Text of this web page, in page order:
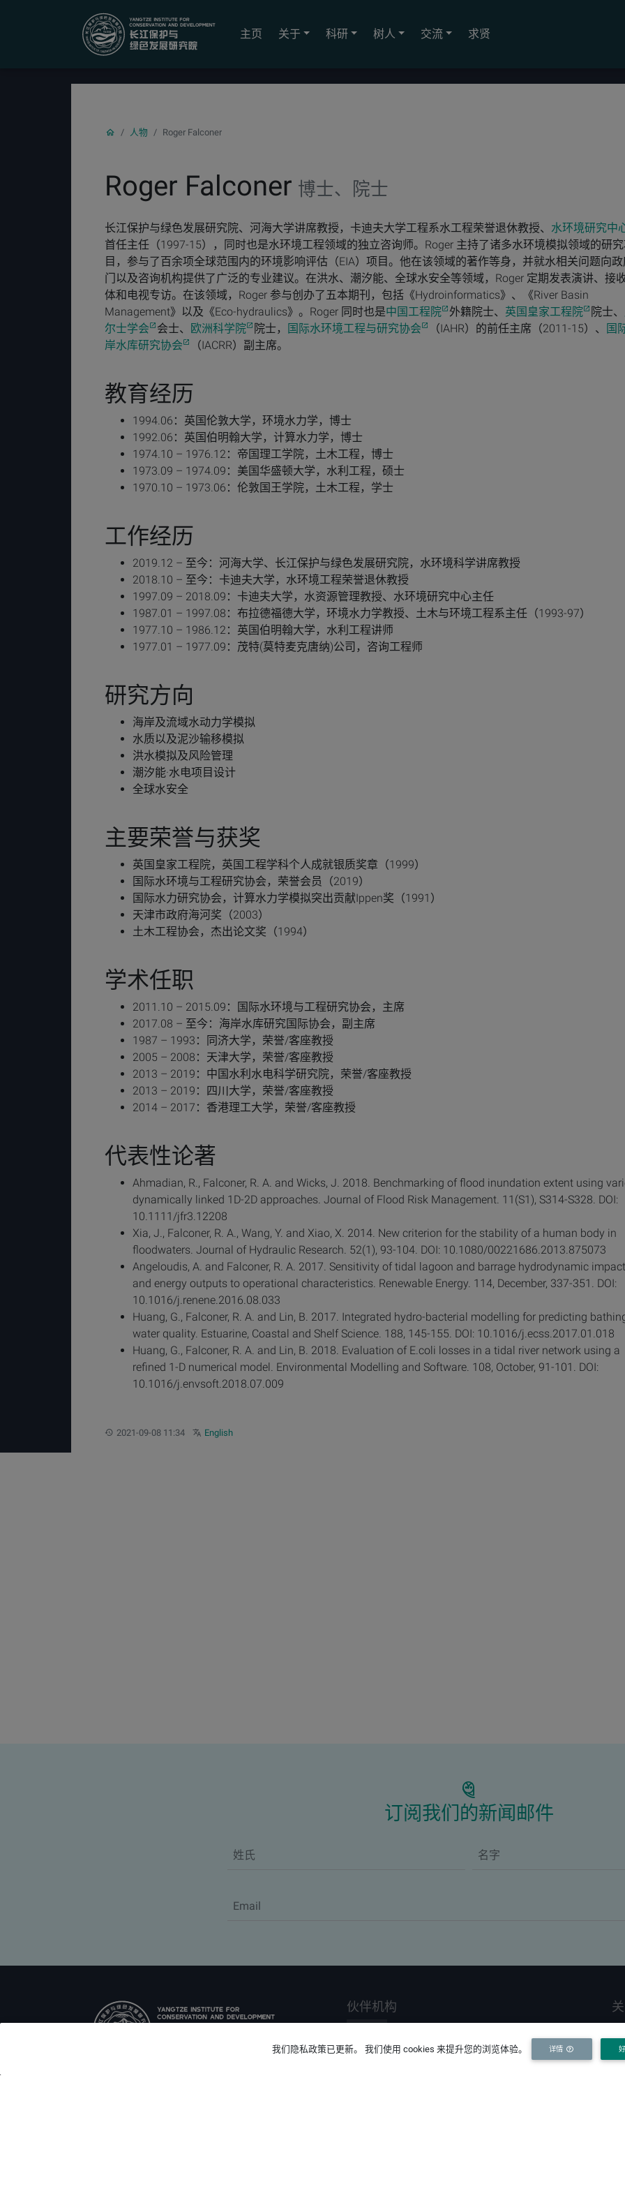
YICODE
主页 关于 科研 树人 交流 求贤
人物 Roger Falconer
Roger Falconer 博士、院士
长江保护与绿色发展研究院、河海大学讲席教授，卡迪夫大学工程系水工程荣誉退休教授、 水环境研究中
首任主任（1997-15），同时也是水环境工程领域的独立咨询师。Roger 主持了诸多水环境模拟领域的研
目，参与了百余项全球范围内的环境影响评估（EIA）项目。他在该领域的著作等身，并就水相关问题向
门以及咨询机构提供了广泛的专业建议。在洪水、潮汐能、全球水安全等领域，Roger 定期发表演讲、接
体和电视专访。在该领域，Roger 参与创办了五本期刊，包括《Hydroinformatics》、《River Basin
Management》以及《Eco-hydraulics》。Roger 同时也是中国工程院 外籍院士、 英国皇家工程院 院士、
尔士学会
会士、 欧洲科学院 院士， 国际水环境工程与研究协会 （IAHR）的前任主席（2011-15）、
国
岸水库研究协会
（IACRR）副主席。
教育经历
1994.06：英国伦敦大学，环境水力学，博士
1992.06：英国伯明翰大学，计算水力学，博士
1974.10 – 1976.12：帝国理工学院，土木工程，博士
1973.09 – 1974.09：美国华盛顿大学，水利工程，硕士
1970.10 – 1973.06：伦敦国王学院，土木工程，学士
工作经历
2019.12 – 至今：河海大学、长江保护与绿色发展研究院，水环境科学讲席教授
2018.10 – 至今：卡迪夫大学，水环境工程荣誉退休教授
1997.09 – 2018.09：卡迪夫大学，水资源管理教授、水环境研究中心主任
1987.01 – 1997.08：布拉德福德大学，环境水力学教授、土木与环境工程系主任（1993-97）
1977.10 – 1986.12：英国伯明翰大学，水利工程讲师
1977.01 – 1977.09：茂特(莫特麦克唐纳)公司，咨询工程师
研究方向
海岸及流域水动力学模拟
水质以及泥沙输移模拟
洪水模拟及风险管理
潮汐能·水电项目设计
全球水安全
主要荣誉与获奖
英国皇家工程院，英国工程学科个人成就银质奖章（1999）
国际水环境与工程研究协会，荣誉会员（2019）
国际水力研究协会，计算水力学模拟突出贡献Ippen奖（1991）
天津市政府海河奖（2003）
土木工程协会，杰出论文奖（1994）
学术任职
2011.10 – 2015.09：国际水环境与工程研究协会，主席
2017.08 – 至今：海岸水库研究国际协会，副主席
1987 – 1993：同济大学，荣誉/客座教授
2005 – 2008：天津大学，荣誉/客座教授
2013 – 2019：中国水利水电科学研究院，荣誉/客座教授
2013 – 2019：四川大学，荣誉/客座教授
2014 – 2017：香港理工大学，荣誉/客座教授
代表性论著
Ahmadian, R., Falconer, R. A. and Wicks, J. 2018. Benchmarking of flood inundation extent using
dynamically linked 1D-2D approaches. Journal of Flood Risk Management. 11(S1), S314-S328. DOI:
10.1111/jfr3.12208
Xia, J., Falconer, R. A., Wang, Y. and Xiao, X. 2014. New criterion for the stability of a human body in
floodwaters. Journal of Hydraulic Research. 52(1), 93-104. DOI: 10.1080/00221686.2013.875073
Angeloudis, A. and Falconer, R. A. 2017. Sensitivity of tidal lagoon and barrage hydrodynamic
and energy outputs to operational characteristics. Renewable Energy. 114, December, 337-351. DOI:
10.1016/j.renene.2016.08.033
Huang, G., Falconer, R. A. and Lin, B. 2017. Integrated hydro-bacterial modelling for predicting
water quality. Estuarine, Coastal and Shelf Science. 188, 145-155. DOI: 10.1016/j.ecss.2017.01.018
Huang, G., Falconer, R. A. and Lin, B. 2018. Evaluation of E.coli losses in a tidal river network using a
refined 1-D numerical model. Environmental Modelling and Software. 108, October, 91-101. DOI:
10.1016/j.envsoft.2018.07.009
更新：2021-09-08 11:34 Other languages:
English
订阅我们的新闻邮件
伙伴机构
我们隐私政策已更新。 我们使用 cookies 来提升您的浏览体验。 详情